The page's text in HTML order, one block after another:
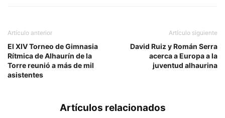
Artículo anterior
El XIV Torneo de Gimnasia
Rítmica de Alhaurín de la
Torre reunió a más de mil
asistentes
Artículo siguiente
David Ruiz y Román Serra
acerca a Europa a la
juventud alhaurina
Artículos relacionados